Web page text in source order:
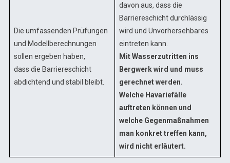
Die umfassenden Prüfungen
und Modellberechnungen
sollen ergeben haben,
dass die Barriereschicht
abdichtend und stabil bleibt.
davon aus, dass die
Barriereschicht durchlässig
wird und Unvorhersehbares
eintreten kann.
Mit Wasserzutritten ins
Bergwerk wird und muss
gerechnet werden.
Welche Havariefälle
auftreten können und
welche Gegenmaßnahmen
man konkret treffen kann,
wird nicht erläutert.